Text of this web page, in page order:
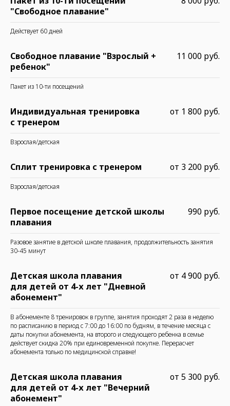
"Свободное плавание"
Действует 60 дней
Свободное плавание "Взрослый +
ребенок"
11 000 руб.
Пакет из 10-ти посещений
Индивидуальная тренировка
с тренером
от 1 800 руб.
Взрослая/детская
Сплит тренировка с тренером от 3 200 руб.
Взрослая/детская
Первое посещение детской школы
плавания
990 руб.
Разовое занятие в детской школе плавания, продолжительность занятия
30-45 минут
Детская школа плавания
для детей от 4-х лет "Дневной
абонемент"
от 4 900 руб.
В абонементе 8 тренировок в группе, занятия проходят 2 раза в неделю
по расписанию в период с 7:00 до 16:00 по будням, в течение месяца с
даты покупки абонемента, на второго и следующего ребенка в семье
действует скидка 20% при единовременной покупке. Перерасчет
абонемента только по медицинской справке!
Детская школа плавания
для детей от 4-х лет "Вечерний
абонемент"
от 5 300 руб.